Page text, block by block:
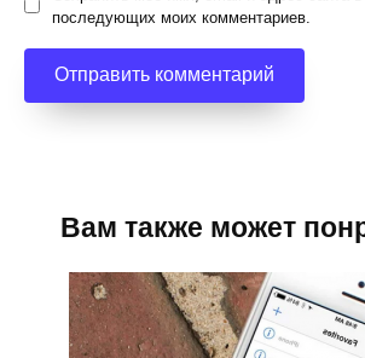
последующих моих комментариев.
Вам также может